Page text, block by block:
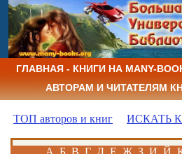
ГЛАВНАЯ - КНИГИ НА MANY-
АВТОРАМ И ЧИТАТЕЛЯМ
ТОП авторов и книг ИСКАТЬ
А Б В Г Д Е Ж З И Й